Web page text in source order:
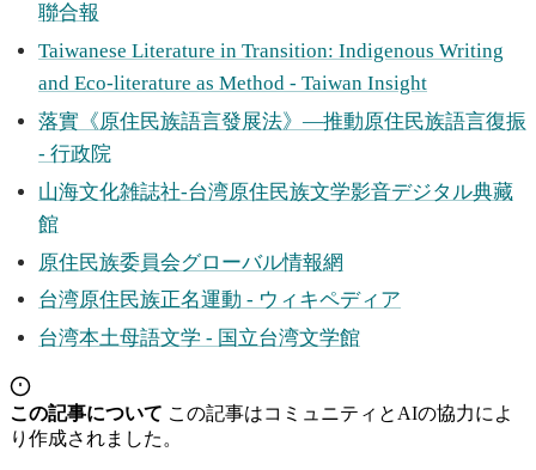
聯合報
Taiwanese Literature in Transition: Indigenous Writing
and Eco-literature as Method - Taiwan Insight
落實《原住民族語言發展法》—推動原住民族語言復振
- 行政院
山海文化雑誌社-台湾原住民族文学影音デジタル典藏
館
原住民族委員会グローバル情報網
台湾原住民族正名運動 - ウィキペディア
台湾本土母語文学 - 国立台湾文学館
この記事について この記事はコミュニティとAIの協力によ
り作成されました。